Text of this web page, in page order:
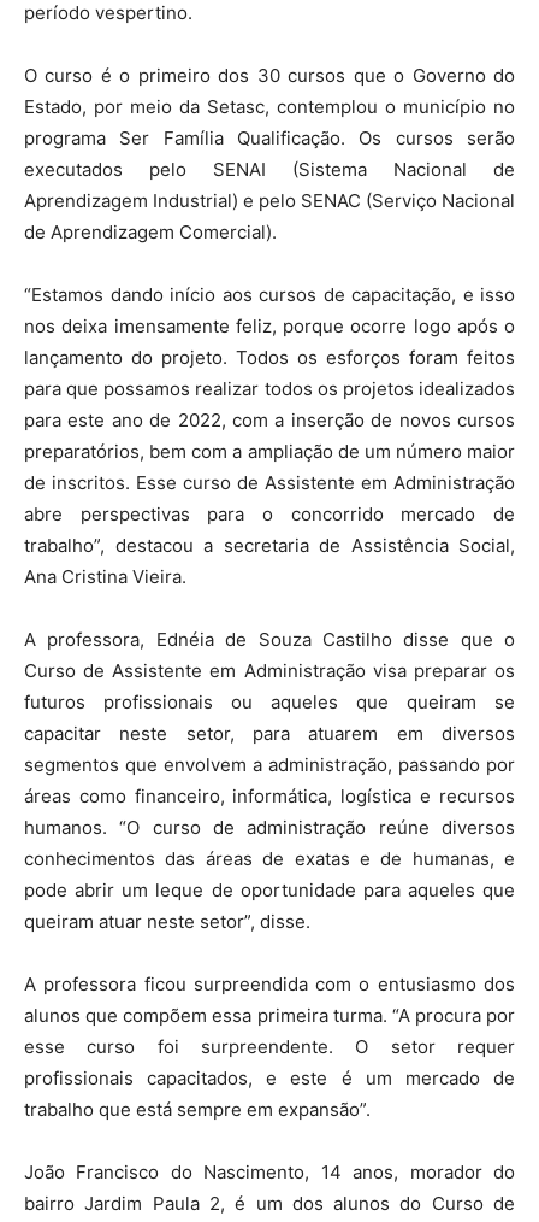
período vespertino.
O curso é o primeiro dos 30 cursos que o Governo do
Estado, por meio da Setasc, contemplou o município no
programa Ser Família Qualificação. Os cursos serão
executados pelo SENAI (Sistema Nacional de
Aprendizagem Industrial) e pelo SENAC (Serviço Nacional
de Aprendizagem Comercial).
“Estamos dando início aos cursos de capacitação, e isso
nos deixa imensamente feliz, porque ocorre logo após o
lançamento do projeto. Todos os esforços foram feitos
para que possamos realizar todos os projetos idealizados
para este ano de 2022, com a inserção de novos cursos
preparatórios, bem com a ampliação de um número maior
de inscritos. Esse curso de Assistente em Administração
abre perspectivas para o concorrido mercado de
trabalho”, destacou a secretaria de Assistência Social,
Ana Cristina Vieira.
A professora, Ednéia de Souza Castilho disse que o
Curso de Assistente em Administração visa preparar os
futuros profissionais ou aqueles que queiram se
capacitar neste setor, para atuarem em diversos
segmentos que envolvem a administração, passando por
áreas como financeiro, informática, logística e recursos
humanos. “O curso de administração reúne diversos
conhecimentos das áreas de exatas e de humanas, e
pode abrir um leque de oportunidade para aqueles que
queiram atuar neste setor”, disse.
A professora ficou surpreendida com o entusiasmo dos
alunos que compõem essa primeira turma. “A procura por
esse curso foi surpreendente. O setor requer
profissionais capacitados, e este é um mercado de
trabalho que está sempre em expansão”.
João Francisco do Nascimento, 14 anos, morador do
bairro Jardim Paula 2, é um dos alunos do Curso de